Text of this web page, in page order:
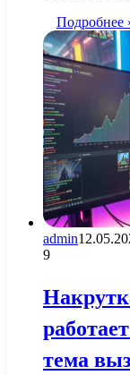
Подробнее
admin
9
тема